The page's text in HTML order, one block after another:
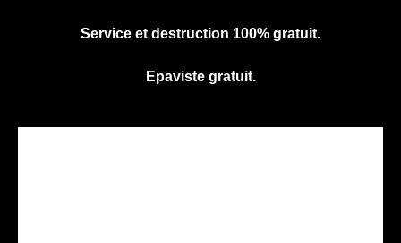
Service et destruction 100% gratuit.
Epaviste gratuit.